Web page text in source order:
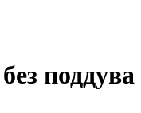
поддува